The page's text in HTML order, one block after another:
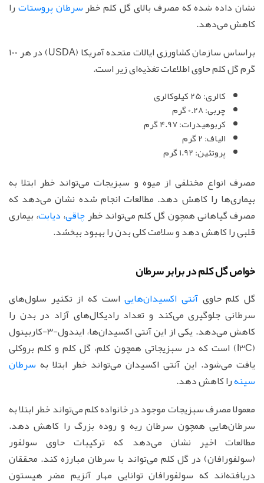
نشان داده شده که مصرف بالای گل کلم خطرسرطان پروستاترا
کاهش می‌دهد.
براساس سازمان کشاورزی ایالات متحده آمریکا (USDA) در هر 100
گرم گل کلم حاوی اطلاعات تغذیه‌ای زیر است.
کالری: 25 کیلوکالری
چربی: 0.28 گرم
کربوهیدرات: 4.97 گرم
الیاف: 2 گرم
پروتئین: 1.92 گرم
مصرف انواع مختلفی از میوه و سبزیجات می‌تواند خطر ابتلا به
بیماری‌ها را کاهش دهد. مطالعات انجام شده نشان می‌دهد که
مصرف گیاهانی همچون گل کلم می‌تواند خطرچاقی،دیابت، بیماری
قلبی را کاهش دهد و سلامت کلی بدن را بهبود ببخشد.
خواص گل کلم در برابر سرطان
گل کلم حاوی آنتی اکسیدان‌هاییاست که از تکثیر سلول‌های
سرطانی جلوگیری می‌کند و تعداد رادیکال‌های آزاد در بدن را
کاهش می‌دهد. یکی از این آنتی اکسیدان‌ها، ایندول-3-کاربینول
(I3C) است که در سبزیجاتی همچون کلم، گل کلم و کلم بروکلی
یافت می‌شود. این آنتی اکسیدان می‌تواند خطر ابتلا به سرطان
سینهرا کاهش دهد.
معمولا مصرف سبزیجات موجود در خانواده کلم می‌تواند خطر ابتلا به
سرطان‌هایی همچون سرطان ریه و روده بزرگ را کاهش دهد.
مطالعات اخیر نشان می‌دهد که ترکیبات حاوی سولفور
(سولفورافان) در گل کلم می‌تواند با سرطان مبارزه کند. محققان
دریافته‌اند که سولفورافان توانایی مهار آنزیم مضر هیستون